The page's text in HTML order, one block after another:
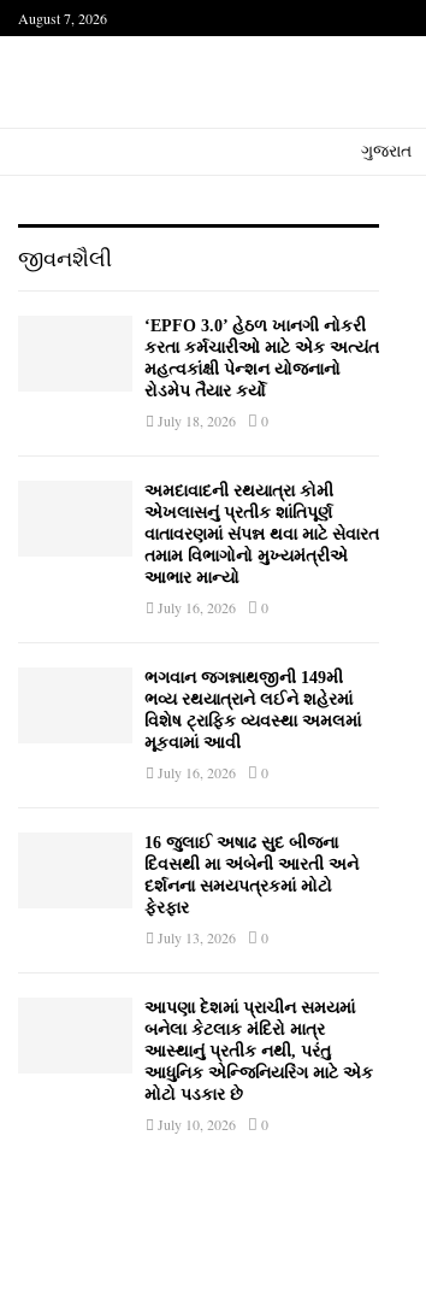
August 7, 2026
ગુજરાત
જીવનશૈલી
‘EPFO 3.0’ હેઠળ ખાનગી નોકરી
કરતા કર્મચારીઓ માટે એક અત્યંત
મહત્વકાંક્ષી પેન્શન યોજનાનો
રોડમેપ તૈયાર કર્યો
July 18, 2026 0
અમદાવાદની રથયાત્રા કોમી
એખલાસનું પ્રતીક શાંતિપૂર્ણ
વાતાવરણમાં સંપન્ન થવા માટે સેવારત
તમામ વિભાગોનો મુખ્યમંત્રીએ
આભાર માન્યો
July 16, 2026 0
ભગવાન જગન્નાથજીની 149મી
ભવ્ય રથયાત્રાને લઈને શહેરમાં
વિશેષ ટ્રાફિક વ્યવસ્થા અમલમાં
મૂકવામાં આવી
July 16, 2026 0
16 જુલાઈ અષાઢ સુદ બીજના
દિવસથી મા અંબેની આરતી અને
દર્શનના સમયપત્રકમાં મોટો
ફેરફાર
July 13, 2026 0
આપણા દેશમાં પ્રાચીન સમયમાં
બનેલા કેટલાક મંદિરો માત્ર
આસ્થાનું પ્રતીક નથી, પરંતુ
આધુનિક એન્જિનિયરિંગ માટે એક
મોટો પડકાર છે
July 10, 2026 0